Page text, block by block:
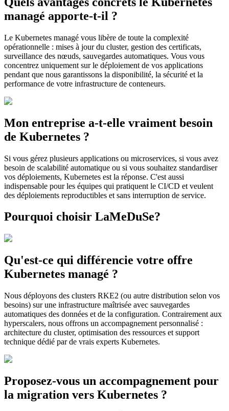
managé apporte-t-il ?
Le Kubernetes managé vous libère de toute la complexité
opérationnelle : mises à jour du cluster, gestion des certificats,
surveillance des nœuds, sauvegardes automatiques. Vous vous
concentrez uniquement sur le déploiement de vos applications
pendant que nous garantissons la disponibilité, la sécurité et la
performance de votre infrastructure de conteneurs.
Mon entreprise a-t-elle vraiment besoin
de Kubernetes ?
Si vous gérez plusieurs applications ou microservices, si vous avez
besoin de scalabilité automatique ou si vous souhaitez standardiser
vos déploiements, Kubernetes est la réponse. C'est aussi
indispensable pour les équipes qui pratiquent le CI/CD et veulent
des déploiements reproductibles et sans interruption de service.
Pourquoi choisir LaMeDuSe?
Qu'est-ce qui différencie votre offre
Kubernetes managé ?
Nous déployons des clusters RKE2 (ou autre distribution selon vos
besoins) sur une infrastructure maîtrisée avec sauvegardes
automatiques des données et de la configuration. Contrairement aux
hyperscalers, nous offrons un accompagnement personnalisé :
architecture du cluster, optimisation des ressources et support
technique dédié par de vrais experts Kubernetes.
Proposez-vous un accompagnement pour
la migration vers Kubernetes ?